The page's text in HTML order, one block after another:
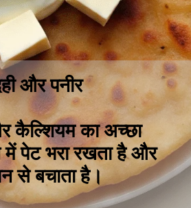
और पनीर
कैल्शियम का अच्छा
पेट भरा रखता है और
से बचाता है।